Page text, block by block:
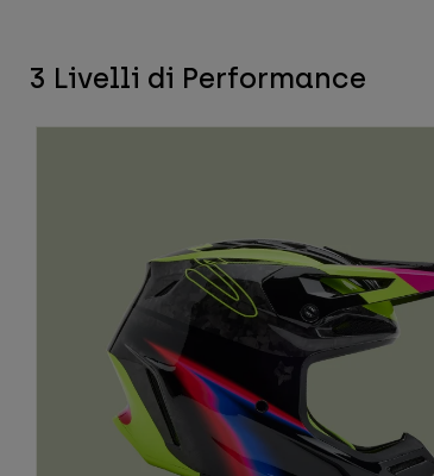
3 Livelli di Performance